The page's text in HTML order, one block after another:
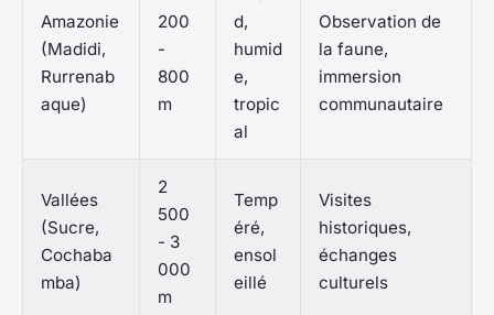
Amazonie
(Madidi,
Rurrenab
aque)
200
-
800
m
d,
humid
e,
tropic
al
Observation de
la faune,
immersion
communautaire
Vallées
(Sucre,
Cochaba
mba)
2
500
- 3
000
m
Temp
éré,
ensol
eillé
Visites
historiques,
échanges
culturels